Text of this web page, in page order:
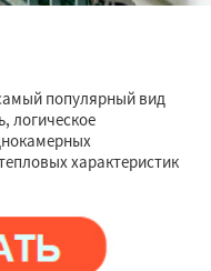
популярный вид
логическое
характеристик